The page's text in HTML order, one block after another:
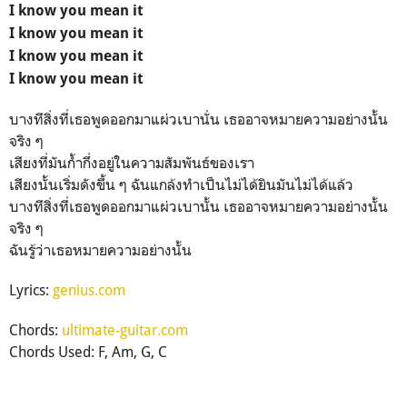
I know you mean it
I know you mean it
I know you mean it
I know you mean it
บางทีสิ่งที่เธอพูดออกมาแผ่วเบานั่น เธออาจหมายความอย่างนั้น
จริง ๆ
เสียงที่มันก้ำกึ่งอยู่ในความสัมพันธ์ของเรา
เสียงนั้นเริ่มดังขึ้น ๆ ฉันแกล้งทำเป็นไม่ได้ยินมันไม่ได้แล้ว
บางทีสิ่งที่เธอพูดออกมาแผ่วเบานั้น เธออาจหมายความอย่างนั้น
จริง ๆ
ฉันรู้ว่าเธอหมายความอย่างนั้น
Lyrics: genius.com
Chords: ultimate-guitar.com
Chords Used: F, Am, G, C